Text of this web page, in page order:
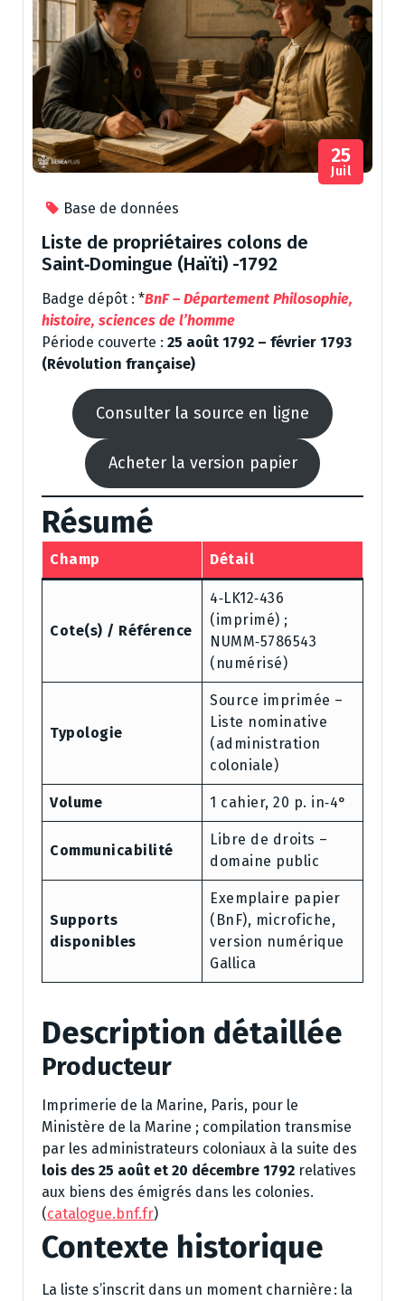
Base de données
25
Juil
Liste de propriétaires colons de
Saint‑Domingue (Haïti) -1792
Badge dépôt : *BnF – Département Philosophie,
histoire, sciences de l’homme
Période couverte : 25 août 1792 – février 1793
(Révolution française)
Consulter la source en ligne
Acheter la version papier
Résumé
Champ Détail
Cote(s) / Référence
4‑LK12‑436
(imprimé) ;
NUMM‑5786543
(numérisé)
Typologie
Source imprimée –
Liste nominative
(administration
coloniale)
Volume 1 cahier, 20 p. in‑4°
Communicabilité
Libre de droits –
domaine public
Supports
disponibles
Exemplaire papier
(BnF), microfiche,
version numérique
Gallica
Description détaillée
Producteur
Imprimerie de la Marine, Paris, pour le
Ministère de la Marine ; compilation transmise
par les administrateurs coloniaux à la suite des
lois des 25 août et 20 décembre 1792 relatives
aux biens des émigrés dans les colonies.
(catalogue.bnf.fr)
Contexte historique
La liste s’inscrit dans un moment charnière : la